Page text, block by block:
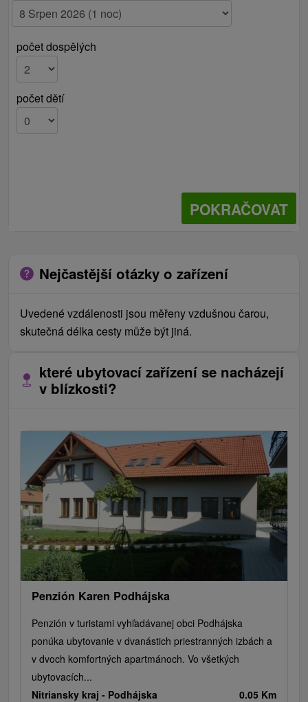
počet dospělých
počet dětí
POKRAČOVAT
Nejčastější otázky o zařízení
Uvedené vzdálenosti jsou měřeny vzdušnou čarou,
skutečná délka cesty může být jiná.
které ubytovací zařízení se nacházejí
v blízkosti?
Penzión Karen Podhájska
Penzión v turistami vyhľadávanej obci Podhájska
ponúka ubytovanie v dvanástich priestranných izbách a
v dvoch komfortných apartmánoch. Vo všetkých
ubytovacích...
Nitriansky kraj - Podhájska 0.05 Km